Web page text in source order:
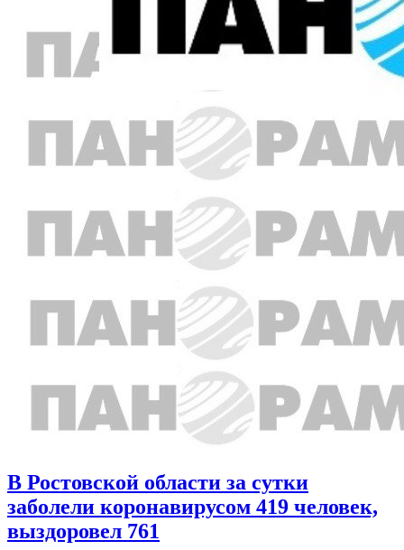
В Ростовской области за сутки
заболели коронавирусом 419 человек,
выздоровел 761